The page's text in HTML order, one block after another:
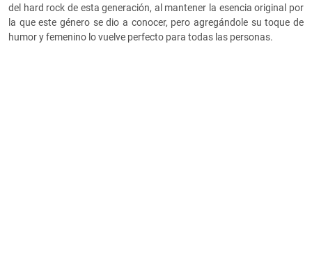
del hard rock de esta generación, al mantener la esencia original por
la que este género se dio a conocer, pero agregándole su toque de
humor y femenino lo vuelve perfecto para todas las personas.